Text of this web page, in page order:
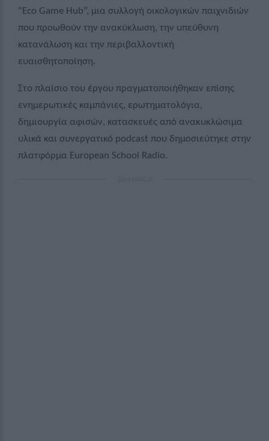
“ Eco Game Hub”, μια συλλογή οικολογικών παιχνιδιών
που προωθούν την ανακύκλωση, την υπεύθυνη
κατανάλωση και την περιβαλλοντική
ευαισθητοποίηση.
Στο πλαίσιο του έργου πραγματοποιήθηκαν επίσης
ενημερωτικές καμπάνιες, ερωτηματολόγια,
δημιουργία αφισών, κατασκευές από ανακυκλώσιμα
υλικά και συνεργατικό podcast που δημοσιεύτηκε στην
πλατφόρμα European School Radio.